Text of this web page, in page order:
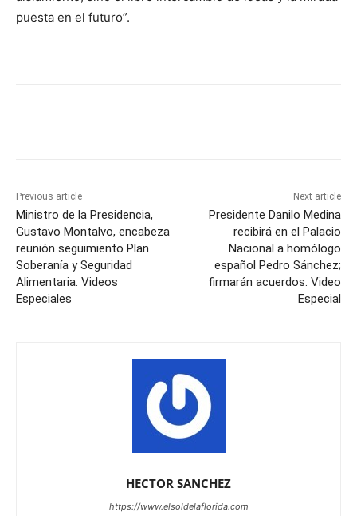
puesta en el futuro”.
Previous article
Ministro de la Presidencia,
Gustavo Montalvo, encabeza
reunión seguimiento Plan
Soberanía y Seguridad
Alimentaria. Videos
Especiales
Next article
Presidente Danilo Medina
recibirá en el Palacio
Nacional a homólogo
español Pedro Sánchez;
firmarán acuerdos. Video
Especial
HECTOR SANCHEZ
https://www.elsoldelaflorida.com